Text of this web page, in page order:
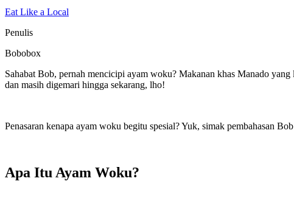
Eat Like a Local
Penulis
Bobobox
Sahabat Bob, pernah mencicipi ayam woku? Makanan khas Manado
dan masih digemari hingga sekarang, lho!
Penasaran kenapa ayam woku begitu spesial? Yuk, simak pembahasan
Apa Itu Ayam Woku?